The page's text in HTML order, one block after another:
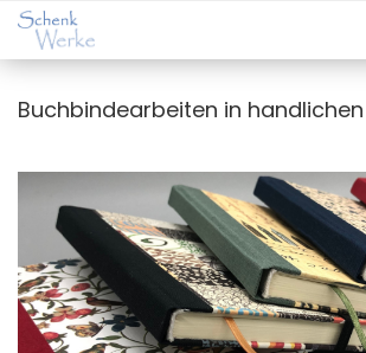
Buchbindearbeiten in